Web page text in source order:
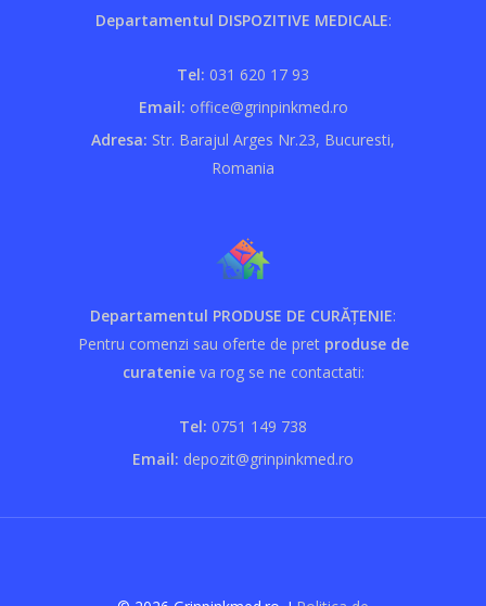
Departamentul DISPOZITIVE MEDICALE:
Tel: 031 620 17 93
Email: office@grinpinkmed.ro
Adresa: Str. Barajul Arges Nr.23, Bucuresti,
Romania
Departamentul PRODUSE DE CURĂȚENIE:
Pentru comenzi sau oferte de pret produse de
curatenieva rog se ne contactati:
Tel: 0751 149 738
Email: depozit@grinpinkmed.ro